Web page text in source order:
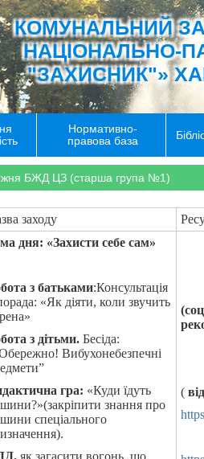
КОМУНАЛЬНИЙ
НАЦІОНАЛЬНО-
"ЗАХИСНИК"»
Нормативно-
правова база
БЖД ЦЗ (старша група №1)
заходу
дня: «Захисти себе сам»
з батьками:Консультація
«Як діяти, коли звучить
з дітьми. Бесіда:
Вибухонебезпечні
гра: «Куди їдуть
знання про
спеціального
як загасити вогонь, що
(